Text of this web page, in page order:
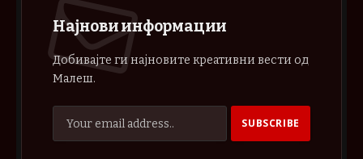
Најнови информации
Добивајте ги најновите креативни вести од
Малеш.